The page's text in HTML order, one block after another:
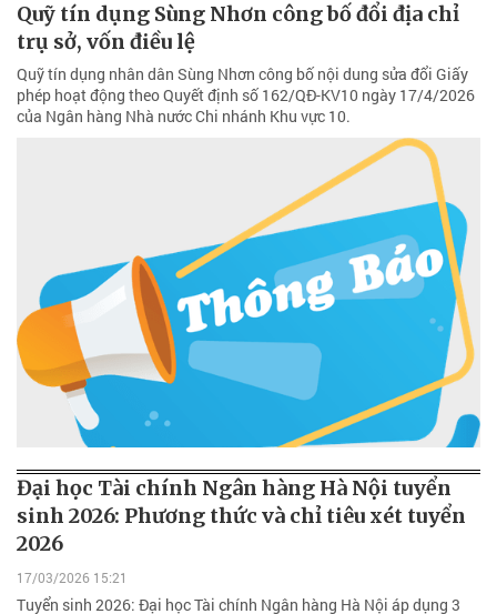
Quỹ tín dụng Sùng Nhơn công bố đổi địa chỉ
trụ sở, vốn điều lệ
Quỹ tín dụng nhân dân Sùng Nhơn công bố nội dung sửa đổi Giấy
phép hoạt động theo Quyết định số 162/QĐ-KV10 ngày 17/4/2026
của Ngân hàng Nhà nước Chi nhánh Khu vực 10.
Đại học Tài chính Ngân hàng Hà Nội tuyển
sinh 2026: Phương thức và chỉ tiêu xét tuyển
2026
17/03/2026 15:21
Tuyển sinh 2026: Đại học Tài chính Ngân hàng Hà Nội áp dụng 3